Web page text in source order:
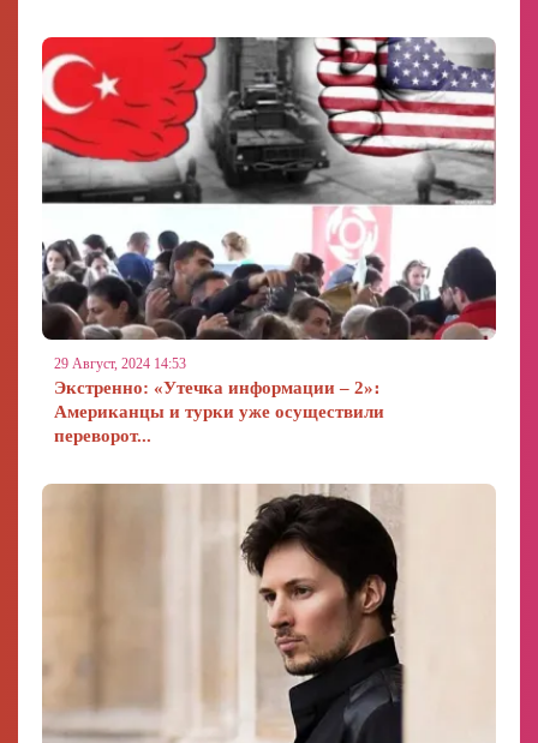
29 Август, 2024 14:53
Экстренно: «Утечка информации – 2»։
Американцы и турки уже осуществили
переворот...